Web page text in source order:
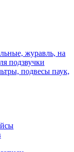
журавль, на
подзвучки
подвесы паук,